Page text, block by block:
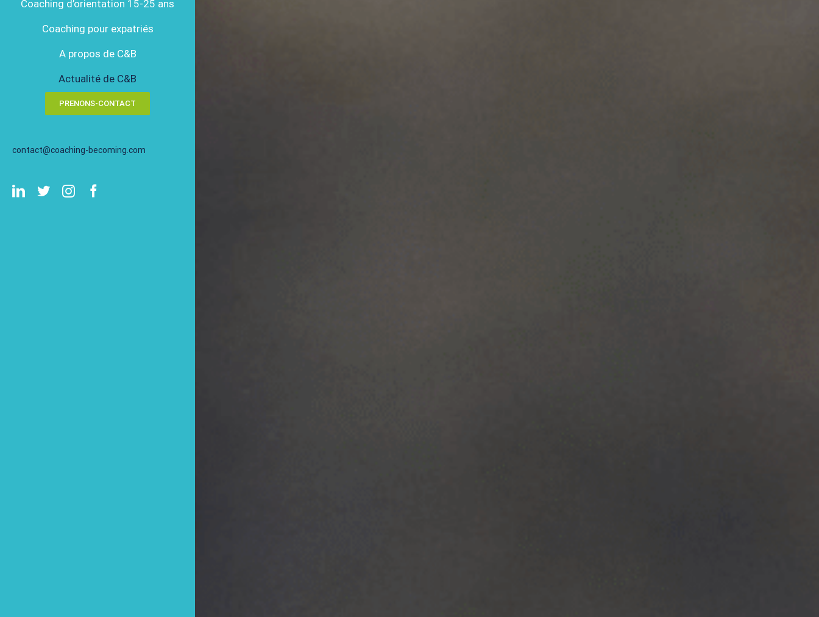
Coaching d’orientation 15-25 ans
Coaching pour expatriés
A propos de C&B
Actualité de C&B
PRENONS-CONTACT
contact@coaching-becoming.com
LinkedIn
TwitterInstagram